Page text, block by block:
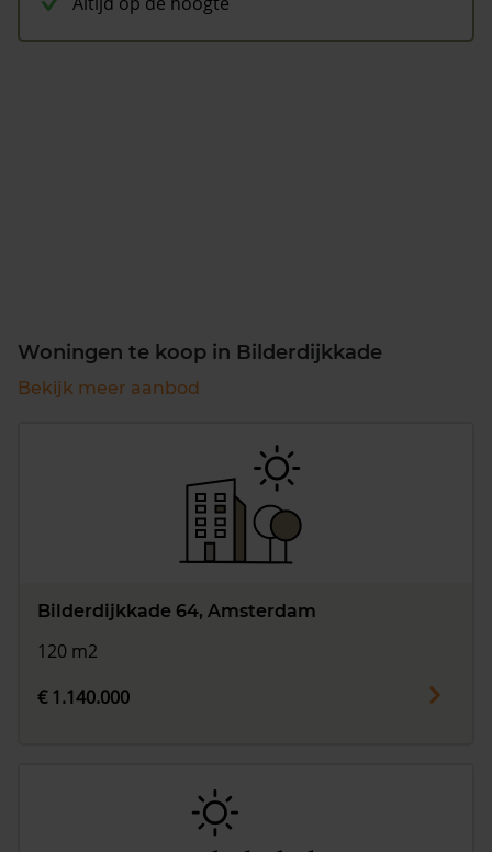
Woningen te koop in Bilderdijkkade
Bekijk meer aanbod
Bilderdijkkade 64, Amsterdam
120 m2
€ 1.140.000